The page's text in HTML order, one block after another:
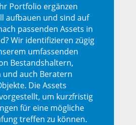
Portfolio ergänzen
aufbauen und sind auf
passenden Assets in
Wir identifizieren zügig
umfassenden
Bestandshaltern,
und auch Beratern
Die Assets
um kurzfristig
für eine mögliche
treffen zu können.